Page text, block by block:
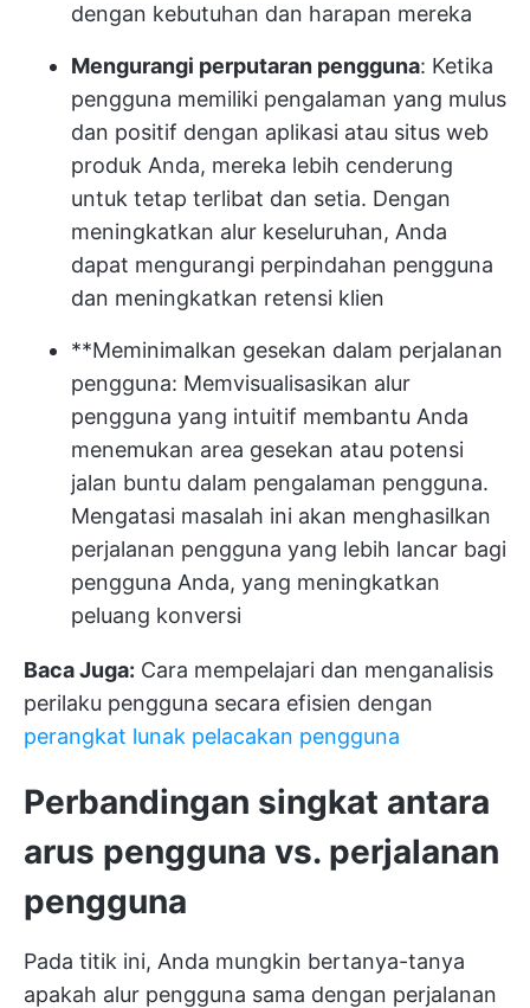
dengan kebutuhan dan harapan mereka
Mengurangi perputaran pengguna: Ketika
pengguna memiliki pengalaman yang mulus
dan positif dengan aplikasi atau situs web
produk Anda, mereka lebih cenderung
untuk tetap terlibat dan setia. Dengan
meningkatkan alur keseluruhan, Anda
dapat mengurangi perpindahan pengguna
dan meningkatkan retensi klien
**Meminimalkan gesekan dalam perjalanan
pengguna: Memvisualisasikan alur
pengguna yang intuitif membantu Anda
menemukan area gesekan atau potensi
jalan buntu dalam pengalaman pengguna.
Mengatasi masalah ini akan menghasilkan
perjalanan pengguna yang lebih lancar bagi
pengguna Anda, yang meningkatkan
peluang konversi
Baca Juga: Cara mempelajari dan menganalisis
perilaku pengguna secara efisien dengan
perangkat lunak pelacakan pengguna
Perbandingan singkat antara
arus pengguna vs. perjalanan
pengguna
Pada titik ini, Anda mungkin bertanya-tanya
apakah alur pengguna sama dengan perjalanan